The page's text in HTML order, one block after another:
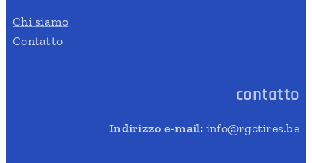
Chi siamo
Contatto
contatto
Indirizzo e-mail: info@rgctires.be